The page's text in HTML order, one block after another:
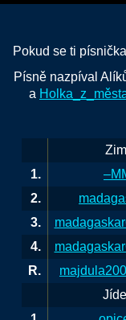
Pokud se ti
Písně nazpíval
a
1.
2.
3.
4.
R.